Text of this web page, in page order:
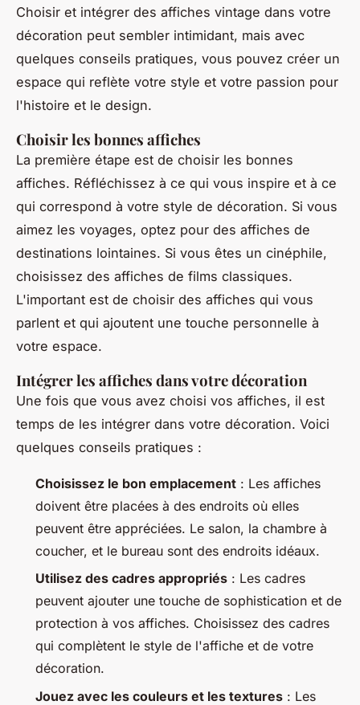
Choisir et intégrer des affiches vintage dans votre
décoration peut sembler intimidant, mais avec
quelques conseils pratiques, vous pouvez créer un
espace qui reflète votre style et votre passion pour
l'histoire et le design.
Choisir les bonnes affiches
La première étape est de choisir les bonnes
affiches. Réfléchissez à ce qui vous inspire et à ce
qui correspond à votre style de décoration. Si vous
aimez les voyages, optez pour des affiches de
destinations lointaines. Si vous êtes un cinéphile,
choisissez des affiches de films classiques.
L'important est de choisir des affiches qui vous
parlent et qui ajoutent une touche personnelle à
votre espace.
Intégrer les affiches dans votre décoration
Une fois que vous avez choisi vos affiches, il est
temps de les intégrer dans votre décoration. Voici
quelques conseils pratiques :
Choisissez le bon emplacement : Les affiches
doivent être placées à des endroits où elles
peuvent être appréciées. Le salon, la chambre à
coucher, et le bureau sont des endroits idéaux.
Utilisez des cadres appropriés : Les cadres
peuvent ajouter une touche de sophistication et de
protection à vos affiches. Choisissez des cadres
qui complètent le style de l'affiche et de votre
décoration.
Jouez avec les couleurs et les textures : Les